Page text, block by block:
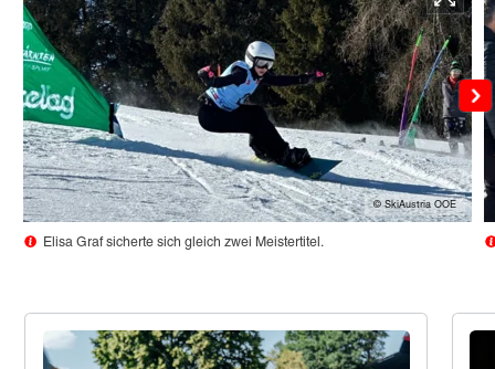
© SkiAustria OOE
Elisa Graf sicherte sich gleich zwei Meistertitel.